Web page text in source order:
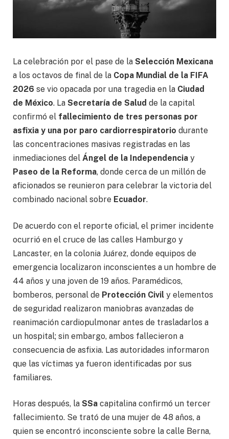
La celebración por el pase de la Selección Mexicana
a los octavos de final de la Copa Mundial de la FIFA
2026 se vio opacada por una tragedia en la Ciudad
de México. La Secretaría de Salud de la capital
confirmó el fallecimiento de tres personas por
asfixia y una por paro cardiorrespiratorio durante
las concentraciones masivas registradas en las
inmediaciones del Ángel de la Independencia y
Paseo de la Reforma, donde cerca de un millón de
aficionados se reunieron para celebrar la victoria del
combinado nacional sobre Ecuador.
De acuerdo con el reporte oficial, el primer incidente
ocurrió en el cruce de las calles Hamburgo y
Lancaster, en la colonia Juárez, donde equipos de
emergencia localizaron inconscientes a un hombre de
44 años y una joven de 19 años. Paramédicos,
bomberos, personal de Protección Civil y elementos
de seguridad realizaron maniobras avanzadas de
reanimación cardiopulmonar antes de trasladarlos a
un hospital; sin embargo, ambos fallecieron a
consecuencia de asfixia. Las autoridades informaron
que las víctimas ya fueron identificadas por sus
familiares.
Horas después, la SSa capitalina confirmó un tercer
fallecimiento. Se trató de una mujer de 48 años, a
quien se encontró inconsciente sobre la calle Berna,